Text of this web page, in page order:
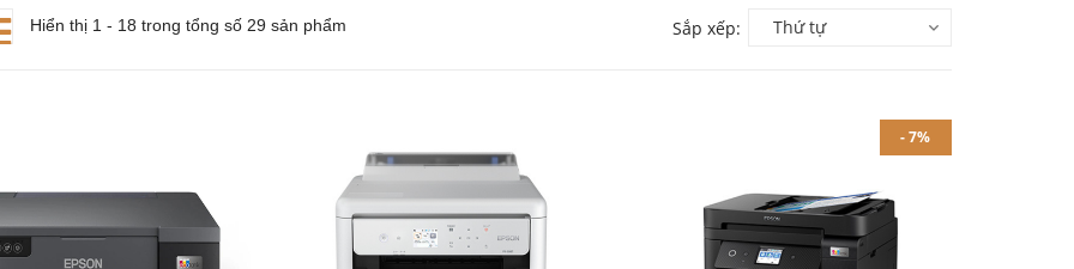
Hiển thị 1 - 18 trong tổng số 29 sản phẩm Sắp xếp: Thứ tự
- 7%